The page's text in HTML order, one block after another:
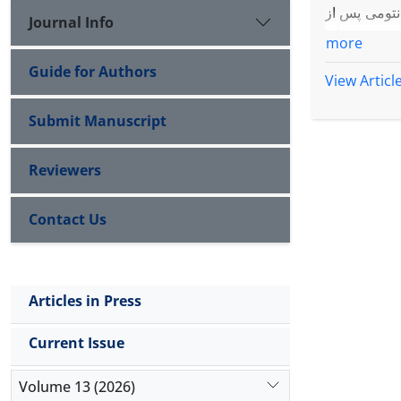
پس از
روی فضای
l1
نامتناهی
more
View
Journal Info
Guide for Authors
Submit Manuscript
Reviewers
Contact Us
Articles in Press
Current Issue
Volume 13 (2026)